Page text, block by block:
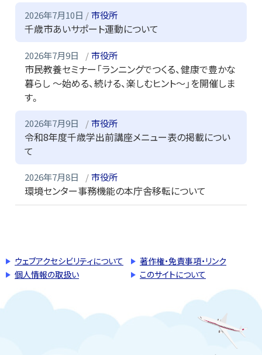
2026年7月10日 市役所
千歳市あいサポート運動について
2026年7月9日 市役所
市民教養セミナー「ランニングでつくる、健康で豊かな
暮らし ～始める、続ける、楽しむヒント～」を開催しま
す。
2026年7月9日 市役所
令和8年度千歳学出前講座メニュー表の掲載につい
て
2026年7月8日 市役所
環境センター事務機能の本庁舎移転について
ウェブアクセシビリティについて
著作権・免責事項・リンク
個人情報の取扱い
このサイトについて